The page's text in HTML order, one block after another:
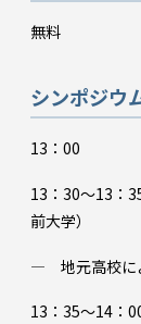
無料
シンポジウ
13：00
13：30～13
前大学）
― 地元高校に
13：35～14：